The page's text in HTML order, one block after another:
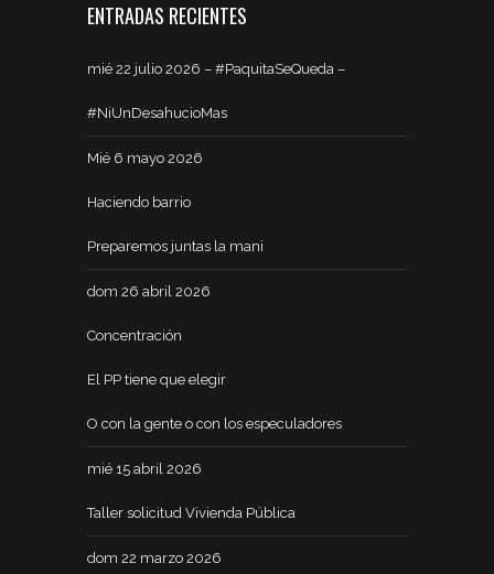
ENTRADAS RECIENTES
mié 22 julio 2026 – #PaquitaSeQueda –
#NiUnDesahucioMas
Mié 6 mayo 2026
Haciendo barrio
Preparemos juntas la mani
dom 26 abril 2026
Concentración
El PP tiene que elegir
O con la gente o con los especuladores
mié 15 abril 2026
Taller solicitud Vivienda Pública
dom 22 marzo 2026